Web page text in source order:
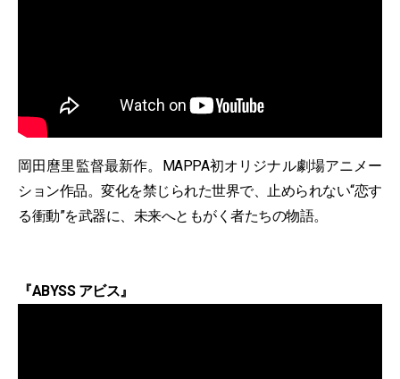
岡田麿里監督最新作。MAPPA初オリジナル劇場アニメー
ション作品。変化を禁じられた世界で、止められない“恋す
る衝動”を武器に、未来へともがく者たちの物語。
『ABYSS アビス』